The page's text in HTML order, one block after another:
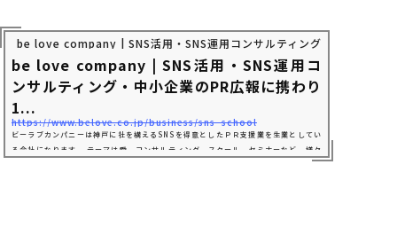
be love company | SNS活用・SNS運用コンサルティング・中小企業の
be love company | SNS活用・SNS運用コ
ンサルティング・中小企業のPR広報に携わり
1...
https://www.belove.co.jp/business/sns_school
ビーラブカンパニーは神戸に社を構えるSNSを得意としたＰＲ支援業を生業としてい
る会社になります。 テーマは愛。コンサルティング、スクール、セミナーなど、様々
な方法でSNSやソーシャルメディアの企業への導入をサポートし、SNS広報を用いた